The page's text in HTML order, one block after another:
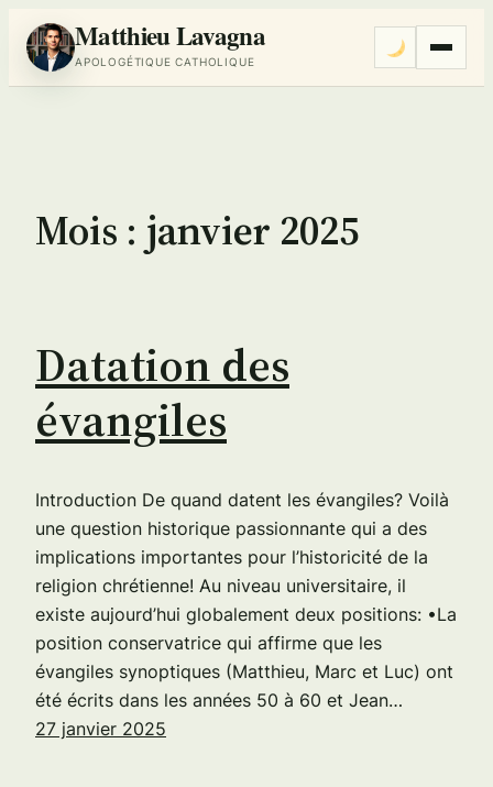
Matthieu Lavagna
APOLOGÉTIQUE CATHOLIQUE
Mois : janvier 2025
Datation des
évangiles
Introduction De quand datent les évangiles? Voilà
une question historique passionnante qui a des
implications importantes pour l’historicité de la
religion chrétienne! Au niveau universitaire, il
existe aujourd’hui globalement deux positions: •La
position conservatrice qui affirme que les
évangiles synoptiques (Matthieu, Marc et Luc) ont
été écrits dans les années 50 à 60 et Jean…
27 janvier 2025